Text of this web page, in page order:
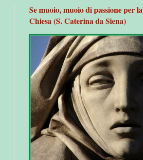
Se muoio, muoio di passione per la
Chiesa (S. Caterina da Siena)